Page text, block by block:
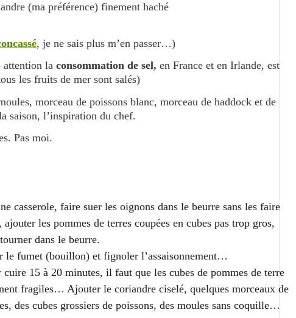
(ma préférence) finement haché
, je ne sais plus m’en passer…)
la consommation de sel, en France et en Irlande, est
les fruits de mer sont salés)
morceau de poissons blanc, morceau de haddock et de
saison, l’inspiration du chef.
Pas moi.
casserole, faire suer les oignons dans le beurre sans les faire
ajouter les pommes de terres coupées en cubes pas trop gros,
dans le beurre.
le fumet (bouillon) et fignoler l’assaisonnement…
cuire 15 à 20 minutes, il faut que les cubes de pommes de terre
fragiles… Ajouter le coriandre ciselé, quelques morceaux de
des cubes grossiers de poissons, des moules sans coquille…